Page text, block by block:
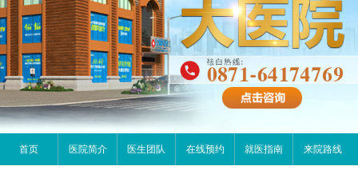
首页 医院简介 医生团队 在线预约 就医指南 来院路线